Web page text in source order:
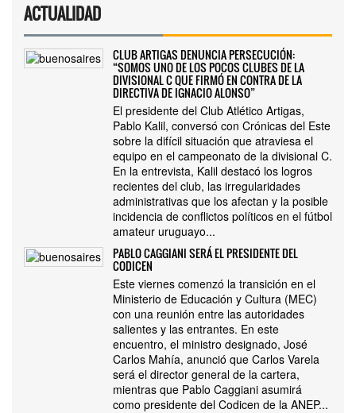
ACTUALIDAD
CLUB ARTIGAS DENUNCIA PERSECUCIÓN:
“SOMOS UNO DE LOS POCOS CLUBES DE LA
DIVISIONAL C QUE FIRMÓ EN CONTRA DE LA
DIRECTIVA DE IGNACIO ALONSO”
El presidente del Club Atlético Artigas,
Pablo Kalil, conversó con Crónicas del Este
sobre la difícil situación que atraviesa el
equipo en el campeonato de la divisional C.
En la entrevista, Kalil destacó los logros
recientes del club, las irregularidades
administrativas que los afectan y la posible
incidencia de conflictos políticos en el fútbol
amateur uruguayo...
PABLO CAGGIANI SERÁ EL PRESIDENTE DEL
CODICEN
Este viernes comenzó la transición en el
Ministerio de Educación y Cultura (MEC)
con una reunión entre las autoridades
salientes y las entrantes. En este
encuentro, el ministro designado, José
Carlos Mahía, anunció que Carlos Varela
será el director general de la cartera,
mientras que Pablo Caggiani asumirá
como presidente del Codicen de la ANEP...